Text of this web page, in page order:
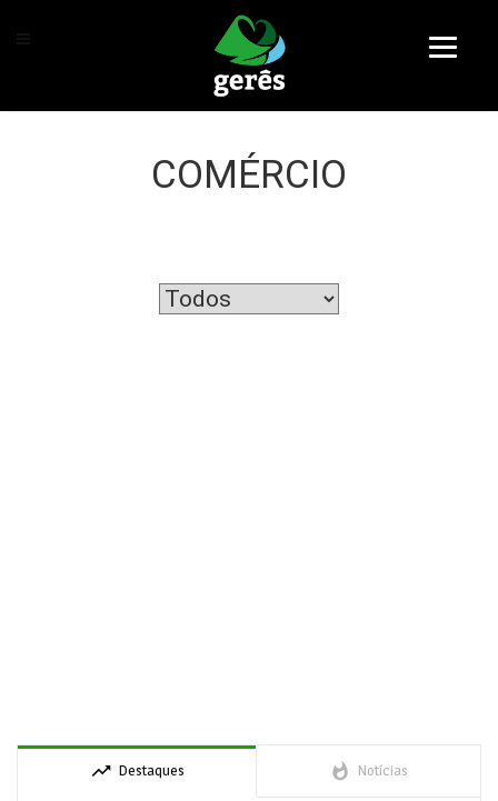
COMÉRCIO
trending_up Destaques whatshot Notícias